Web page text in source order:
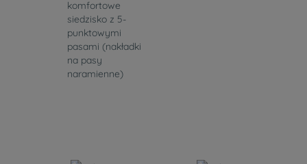
komfortowe
siedzisko z 5-
punktowymi
pasami (nakładki
na pasy
naramienne)